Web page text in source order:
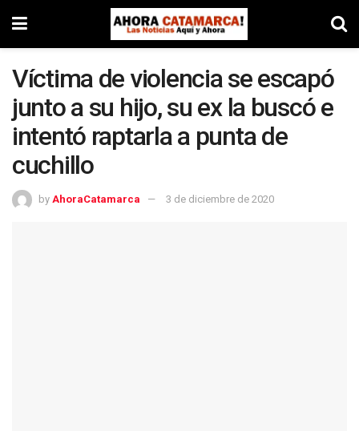
Víctima de violencia se escapó
junto a su hijo, su ex la buscó e
intentó raptarla a punta de
cuchillo
by AhoraCatamarca 3 de diciembre de 2020